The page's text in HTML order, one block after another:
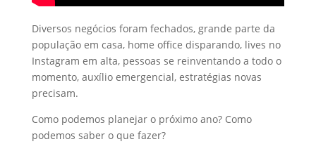
Diversos negócios foram fechados, grande parte da
população em casa, home office disparando, lives no
Instagram em alta, pessoas se reinventando a todo o
momento, auxílio emergencial, estratégias novas
precisam.
Como podemos planejar o próximo ano? Como
podemos saber o que fazer?